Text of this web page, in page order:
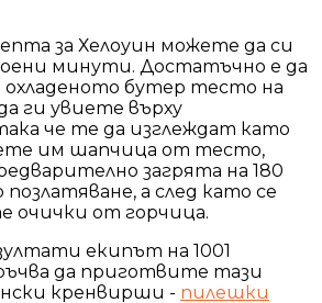
за Хелоуин можете да си
минути. Достатъчно е да
бутер тесто на
ги увиете върху
че те да изглеждат като
им шапчица от тесто,
загрята на 180
позлатяване, а след като се
очички от горчица.
екипът на 1001
да приготвите тази
кренвирши - пилешки